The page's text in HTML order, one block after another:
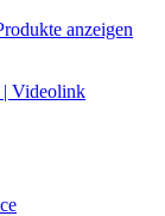
anzeigen